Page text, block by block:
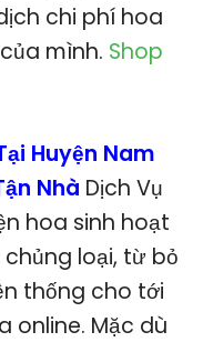
chi phí hoa
mình. Shop
Huyện Nam
Nhà Dịch Vụ
hoa sinh hoạt
loại, từ bỏ
thống cho tới
online. Mặc dù